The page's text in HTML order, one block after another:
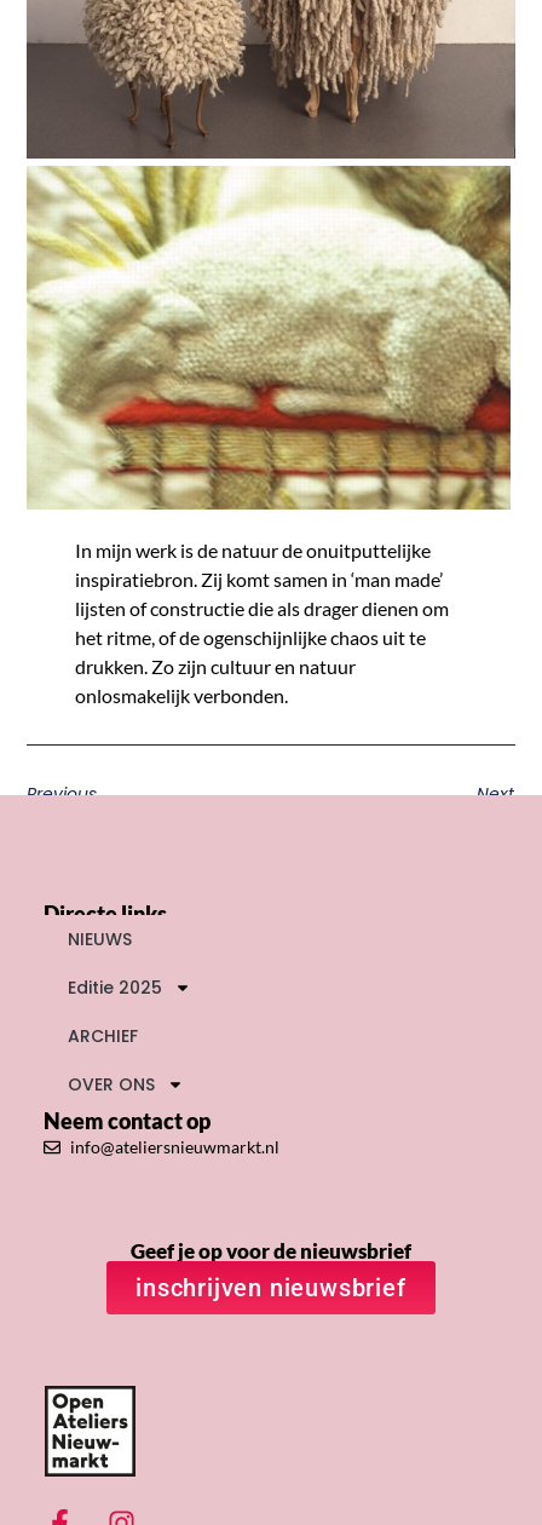
In mijn werk is de natuur de onuitputtelijke
inspiratiebron. Zij komt samen in ‘man made’
lijsten of constructie die als drager dienen om
het ritme, of de ogenschijnlijke chaos uit te
drukken. Zo zijn cultuur en natuur
onlosmakelijk verbonden.
Previous Next
Directe links
NIEUWS
Editie 2025
ARCHIEF
OVER ONS
Neem contact op
info@ateliersnieuwmarkt.nl
Geef je op voor de nieuwsbrief
inschrijven nieuwsbrief